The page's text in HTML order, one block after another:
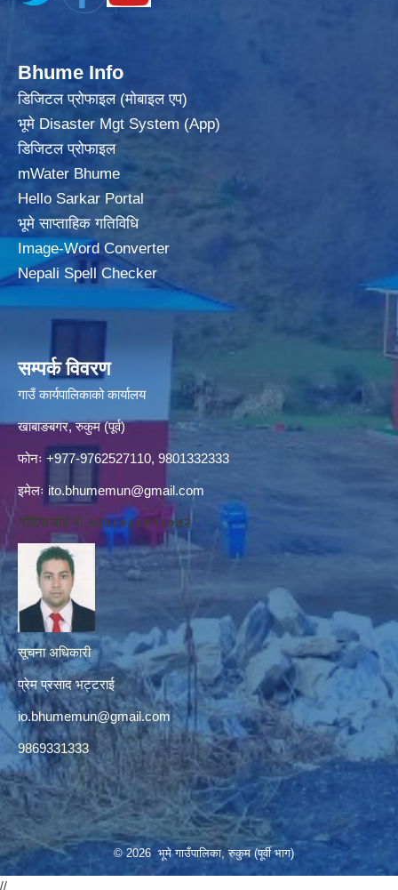
Bhume Info
डिजिटल प्रोफाइल (मोबाइल एप)
भूमे Disaster Mgt System (App)
डिजिटल प्रोफाइल
mWater Bhume
Hello Sarkar Portal
भूमे साप्ताहिक गतिविधि
Image-Word Converter
Nepali Spell Checker
सम्पर्क विवरण
गाउँ कार्यपालिकाको कार्यालय
खाबाङबगर, रुकुम (पूर्व)
फोनः +977-9762527110, 9801332333
इमेलः ito.bhumemun@gmail.com
नोटिस बोर्ड नं. १६१८०८८४१३०७२
सूचना अधिकारी
प्रेम प्रसाद भट्टराई
io.bhumemun@gmail.com
9869331333
© 2026 भूमे गाउँपालिका, रुकुम (पूर्वी भाग)
//